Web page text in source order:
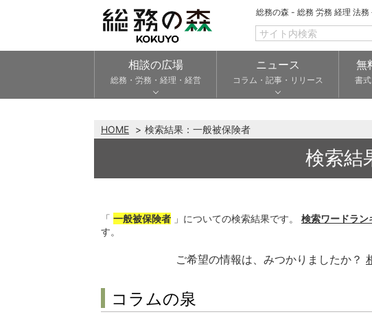
総務の森 - 総務 労務 経理 法務
相談の広場
総務・労務・経理・経営
ニュース
コラム・記事・リリース
無
書
HOME 検索結果： 一般被保険者
検索結
「 一般被保険者 」についての検索結果です。 検索ワードラン
す。
ご希望の情報は、みつかりましたか？
コラムの泉